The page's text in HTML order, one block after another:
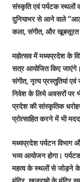
संस्कृति एवं पर्यटक स्थलों
दुनियाभर से आने वाले
कला,संगीत,और खूबसूरत
महोत्सव में मध्यप्रदेश के
सत्र आयोजित किए
संगीत,नृत्य प्रस्तुतियां
निवेश के लिये अवसरों पर
प्रदेश की सांस्कृतिक
प्रोत्साहित करने में भी
मध्यप्रदेश पर्यटन
भव्य आयोजन होगा।
महत्व के स्थलों से जोड़ने के